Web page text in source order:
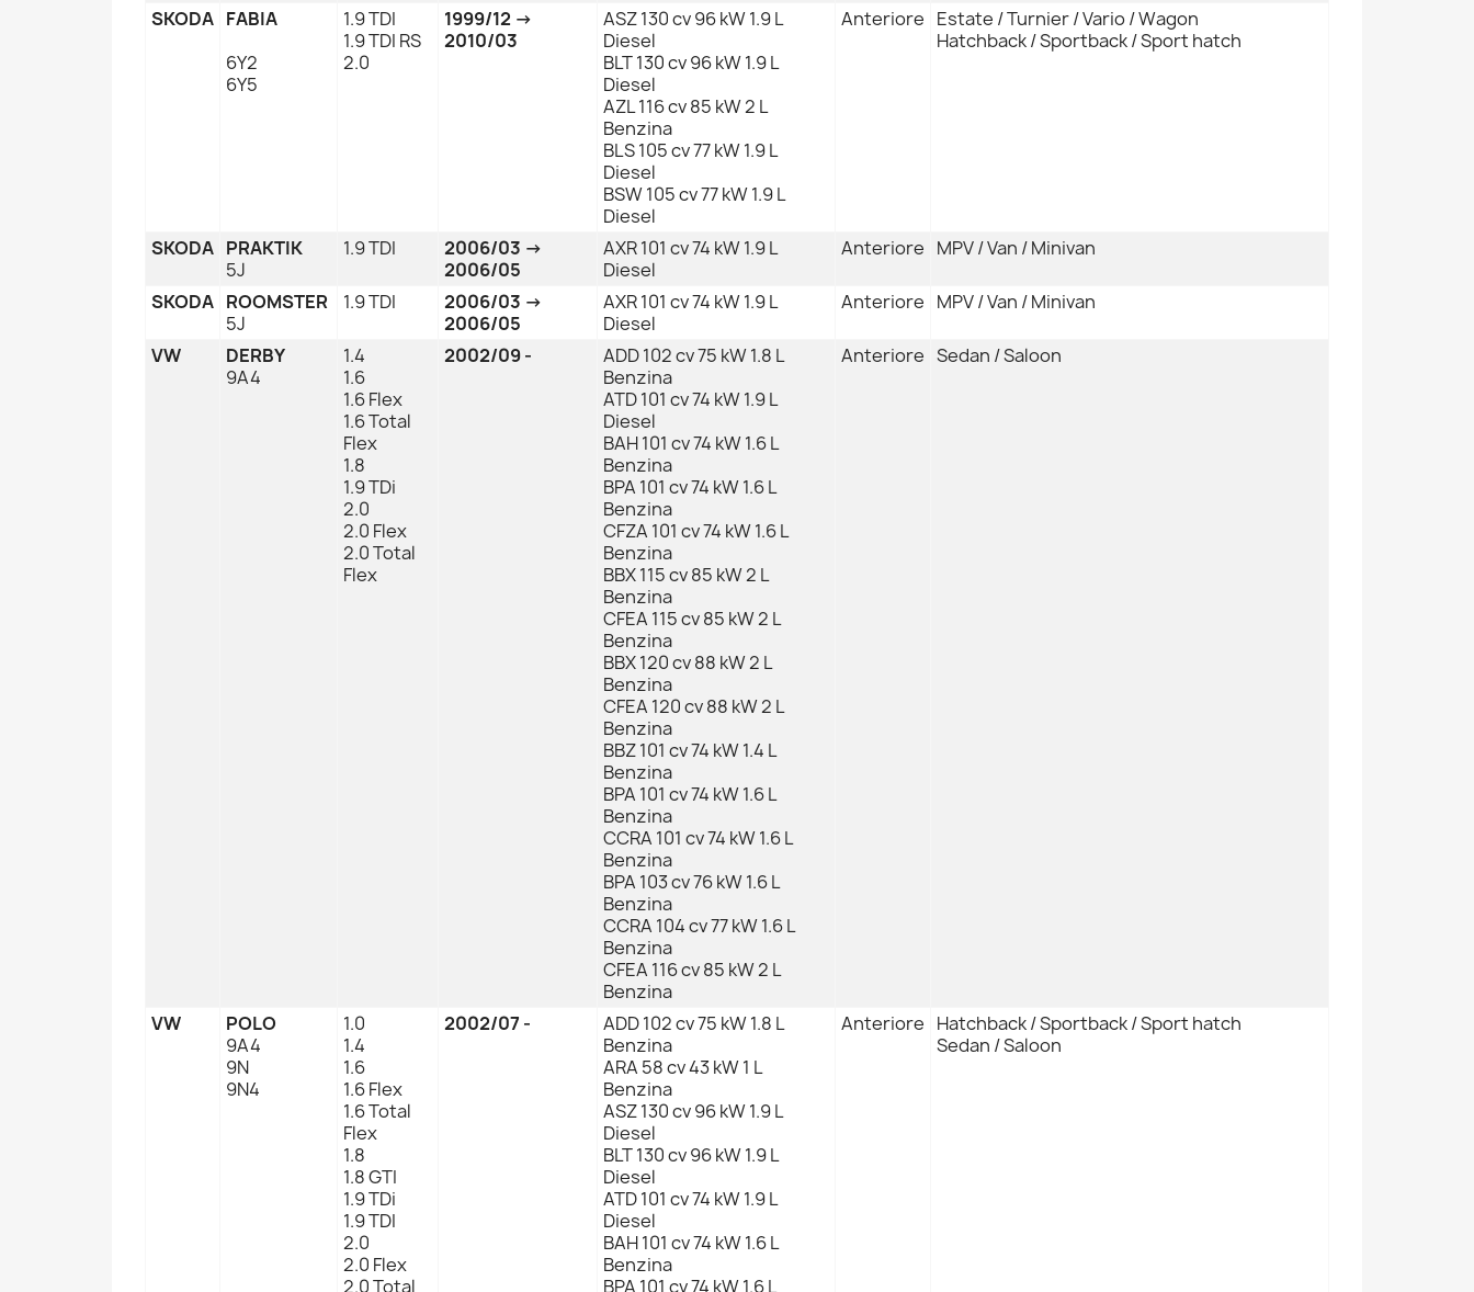
SKODA FABIA
6Y2
6Y5
1.9 TDI
1.9 TDI RS
2.0
1999/12 →
2010/03
ASZ 130 cv 96 kW 1.9 L
Diesel
BLT 130 cv 96 kW 1.9 L
Diesel
AZL 116 cv 85 kW 2 L
Benzina
BLS 105 cv 77 kW 1.9 L
Diesel
BSW 105 cv 77 kW 1.9 L
Diesel
Anteriore Estate / Turnier / Vario / Wagon
Hatchback / Sportback / Sport hatch
SKODA PRAKTIK
5J
1.9 TDI
2006/03 →
2006/05
AXR 101 cv 74 kW 1.9 L
Diesel
Anteriore MPV / Van / Minivan
SKODA ROOMSTER
5J
1.9 TDI
2006/03 →
2006/05
AXR 101 cv 74 kW 1.9 L
Diesel
Anteriore MPV / Van / Minivan
VW
DERBY
9A4
1.4
1.6
1.6 Flex
1.6 Total
Flex
1.8
1.9 TDi
2.0
2.0 Flex
2.0 Total
Flex
2002/09 -
ADD 102 cv 75 kW 1.8 L
Benzina
ATD 101 cv 74 kW 1.9 L
Diesel
BAH 101 cv 74 kW 1.6 L
Benzina
BPA 101 cv 74 kW 1.6 L
Benzina
CFZA 101 cv 74 kW 1.6 L
Benzina
BBX 115 cv 85 kW 2 L
Benzina
CFEA 115 cv 85 kW 2 L
Benzina
BBX 120 cv 88 kW 2 L
Benzina
CFEA 120 cv 88 kW 2 L
Benzina
BBZ 101 cv 74 kW 1.4 L
Benzina
BPA 101 cv 74 kW 1.6 L
Benzina
CCRA 101 cv 74 kW 1.6 L
Benzina
BPA 103 cv 76 kW 1.6 L
Benzina
CCRA 104 cv 77 kW 1.6 L
Benzina
CFEA 116 cv 85 kW 2 L
Benzina
Anteriore Sedan / Saloon
VW
POLO
9A4
9N
9N4
1.0
1.4
1.6
1.6 Flex
1.6 Total
Flex
1.8
1.8 GTI
1.9 TDi
1.9 TDI
2.0
2.0 Flex
2.0 Total
2002/07 -
ADD 102 cv 75 kW 1.8 L
Benzina
ARA 58 cv 43 kW 1 L
Benzina
ASZ 130 cv 96 kW 1.9 L
Diesel
BLT 130 cv 96 kW 1.9 L
Diesel
ATD 101 cv 74 kW 1.9 L
Diesel
BAH 101 cv 74 kW 1.6 L
Benzina
BPA 101 cv 74 kW 1.6 L
Anteriore Hatchback / Sportback / Sport hatch
Sedan / Saloon